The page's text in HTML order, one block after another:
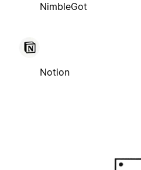
NimbleGot
Notion